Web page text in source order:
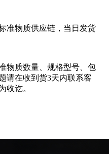
准物质供应链，当日发货
物质数量、规格型号、包
请在收到货3天内联系客
收讫。